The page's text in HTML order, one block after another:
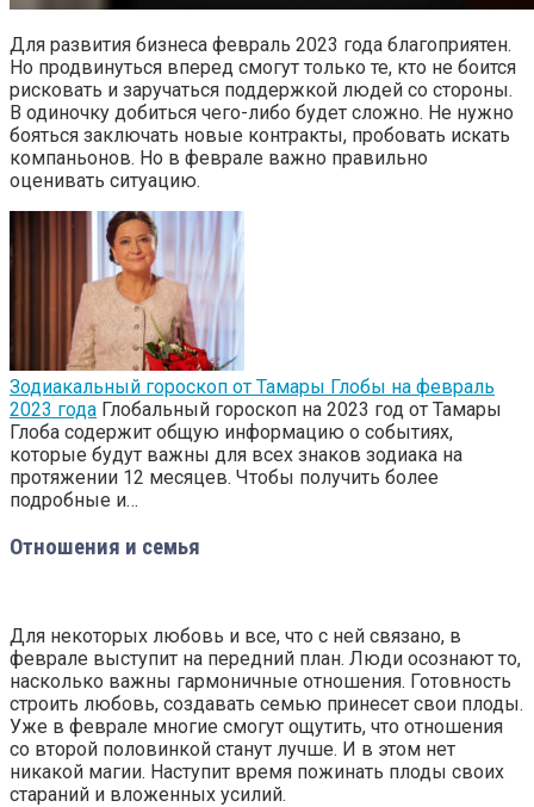
Для развития бизнеса февраль 2023 года благоприятен.
Но продвинуться вперед смогут только те, кто не боится
рисковать и заручаться поддержкой людей со стороны.
В одиночку добиться чего-либо будет сложно. Не нужно
бояться заключать новые контракты, пробовать искать
компаньонов. Но в феврале важно правильно
оценивать ситуацию.
Зодиакальный гороскоп от Тамары Глобы на февраль
2023 года Глобальный гороскоп на 2023 год от Тамары
Глоба содержит общую информацию о событиях,
которые будут важны для всех знаков зодиака на
протяжении 12 месяцев. Чтобы получить более
подробные и…
Отношения и семья
Для некоторых любовь и все, что с ней связано, в
феврале выступит на передний план. Люди осознают то,
насколько важны гармоничные отношения. Готовность
строить любовь, создавать семью принесет свои плоды.
Уже в феврале многие смогут ощутить, что отношения
со второй половинкой станут лучше. И в этом нет
никакой магии. Наступит время пожинать плоды своих
стараний и вложенных усилий.